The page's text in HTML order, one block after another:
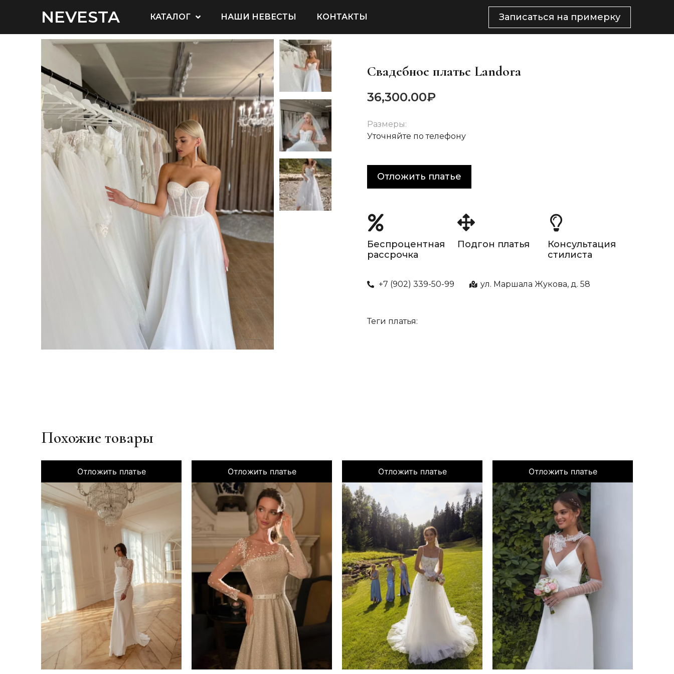
NEVESTA КАТАЛОГ НАШИ НЕВЕСТЫ КОНТАКТЫ Записаться на примерку
Свадебное платье Landora
36,300.00₽
Размеры:
Уточняйте по телефону
Отложить платье
Беспроцентная
рассрочка
Подгон платья
Консультация
стилиста
+7 (902) 339-50-99 ул. Маршала Жукова, д. 58
Теги платья:
Похожие товары
Отложить платье Отложить платье Отложить платье Отложить платье